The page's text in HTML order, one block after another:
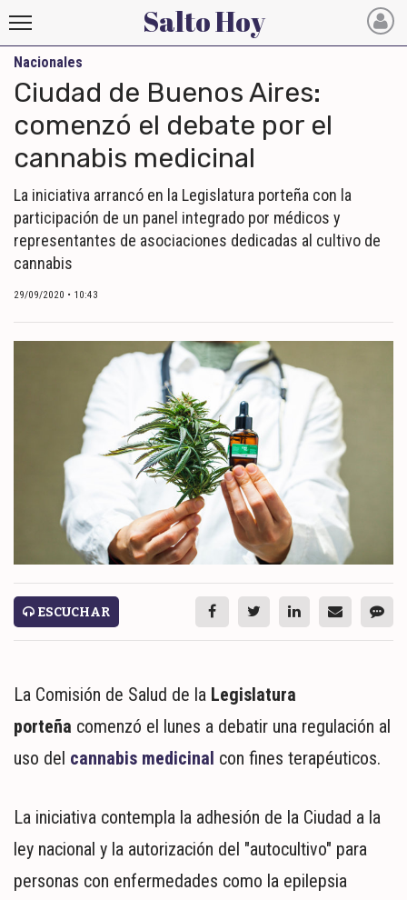
Salto
Hoy
INICIO
NOTICIAS RECIENTES
ECONOMÍA
MUNDO
POLÍTICA
POLICIALES
ESPECTÁCULOS
NACIONALES
REGIONALES
SOCIEDAD
SERVICIOS
MUNDO
POLÍTICA
Salto Hoy
Nacionales
Ciudad de Buenos Aires:
comenzó el debate por el
cannabis medicinal
La iniciativa arrancó en la Legislatura porteña con la
participación de un panel integrado por médicos y
representantes de asociaciones dedicadas al cultivo de
cannabis
29/09/2020 • 10:43
ESCUCHAR
La Comisión de Salud de la Legislatura
porteña comenzó el lunes a debatir una regulación al
uso del cannabis medicinal con fines terapéuticos.
La iniciativa contempla la adhesión de la Ciudad a la
ley nacional y la autorización del "autocultivo" para
personas con enfermedades como la epilepsia